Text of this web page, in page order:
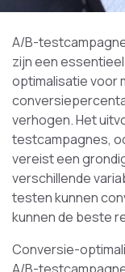
A/B-
zijn een
optimalisatie voor
verhogen. Het
testcampagnes,
vereist een
verschillende
testen kunnen
kunnen de beste
Conversie-